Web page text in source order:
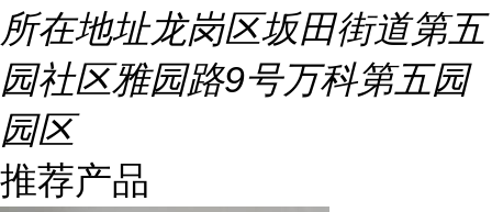
所在地址龙岗区坂田街道第五
园社区雅园路9号万科第五园
园区
推荐产品